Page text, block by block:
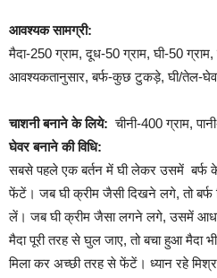
आवश्यक सामग्री:
मैदा-250 ग्राम, दूध-50 ग्राम, घी-50
आवश्यकतानुसार, बर्फ-कुछ टुकड़े, घी/तेल-
चाशनी बनाने के लिये: चीनी-400 ग्राम,
घेवर बनाने की विधि‍:
सबसे पहले एक बर्तन में घी लेकर उसमें
फेंटें। जब घी क्रीम जैसी दिखने लगे, तो
लें। जब घी क्रीम जैसा लगने लगे, उसमें
मैदा पूरी तरह से घुल जाए, तो बचा हुआ मैदा
मिला कर अच्छी तरह से फेंटें। ध्यान रहे